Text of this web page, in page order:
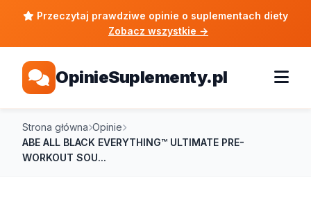
Przeczytaj prawdziwe opinie o suplementach diety
Zobacz wszystkie →
OpinieSuplementy.pl
Strona główna Opinie
ABE ALL BLACK EVERYTHING™ ULTIMATE PRE-
WORKOUT SOU...